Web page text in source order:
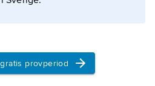
artikeln
provperiod